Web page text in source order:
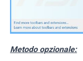
Metodo opzionale: